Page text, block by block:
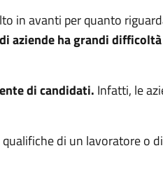
in avanti per quanto
aziende ha grandi
di candidati. Infatti, le
qualifiche di un lavoratore o